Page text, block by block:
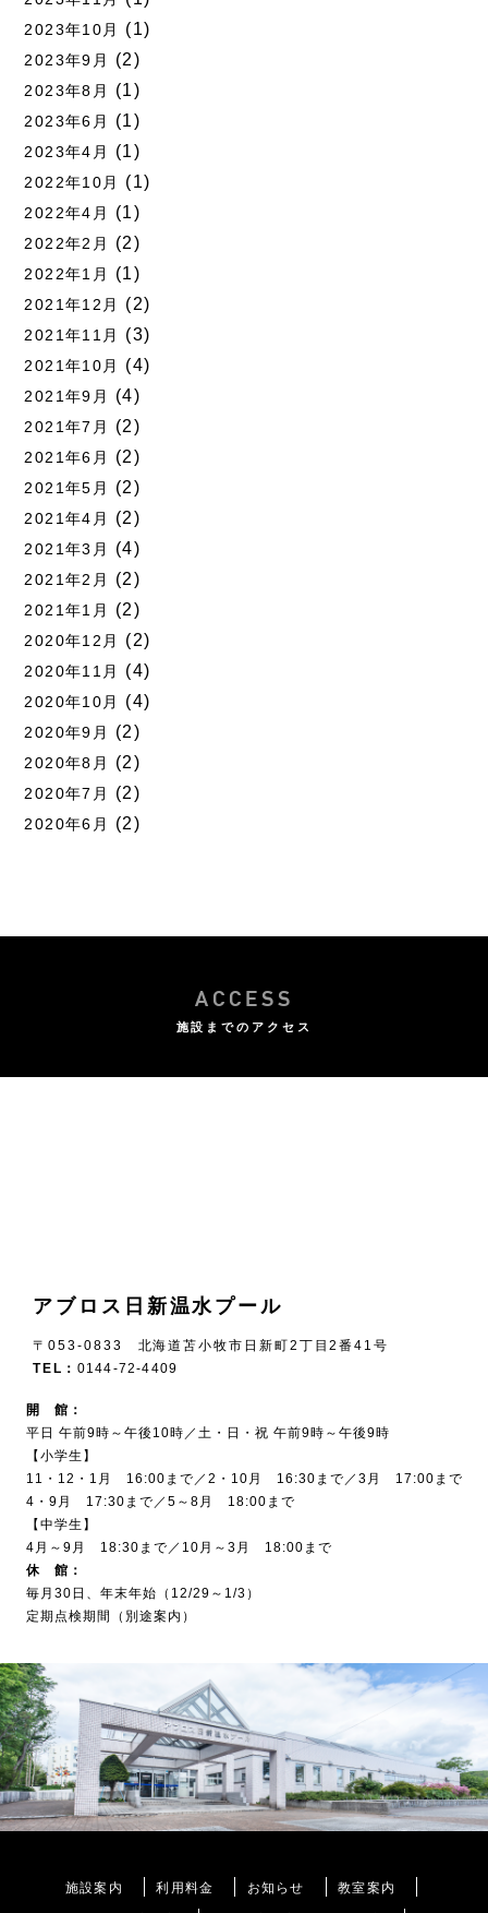
2023年10月 (1)
2023年9月 (2)
2023年8月 (1)
2023年6月 (1)
2023年4月 (1)
2022年10月 (1)
2022年4月 (1)
2022年2月 (2)
2022年1月 (1)
2021年12月 (2)
2021年11月 (3)
2021年10月 (4)
2021年9月 (4)
2021年7月 (2)
2021年6月 (2)
2021年5月 (2)
2021年4月 (2)
2021年3月 (4)
2021年2月 (2)
2021年1月 (2)
2020年12月 (2)
2020年11月 (4)
2020年10月 (4)
2020年9月 (2)
2020年8月 (2)
2020年7月 (2)
2020年6月 (2)
ACCESS
施設までのアクセス
アブロス日新温水プール
〒053-0833 北海道苫小牧市日新町2丁目2番41号
TEL： 0144-72-4409
開 館：
平日 午前9時～午後10時／土・日・祝 午前9時～午後9時
【小学生】
11・12・1月 16:00まで／2・10月 16:30まで／3月 17:00まで
4・9月 17:30まで／5～8月 18:00まで
【中学生】
4月～9月 18:30まで／10月～3月 18:00まで
休 館：
毎月30日、年末年始（12/29～1/3）
定期点検期間（別途案内）
施設案内 利用料金 お知らせ 教室案内